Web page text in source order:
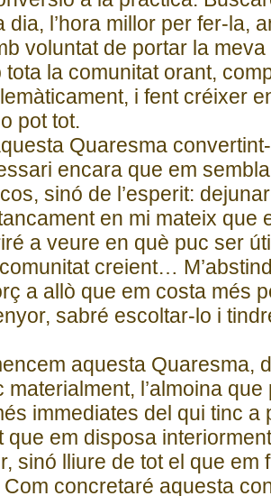
dia, l’hora millor per fer-la,
voluntat de portar la
tota la comunitat orant,
i fent créixer
pot tot.
Quaresma
encara que em
sinó de l’esperit:
en mi mateix que
a veure en què puc ser
creient…
a allò que em costa més
sabré escoltar-lo i
aquesta Quaresma,
materialment, l’almoina
immediates del qui tinc a
que em disposa
sinó lliure de tot el que em
Com concretaré aquesta